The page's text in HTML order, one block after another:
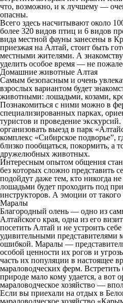
что, возможно, и к лучшему —
опасны.
Всего здесь насчитывают около
более 320 видов птиц и 6 видов
вида местной фауны занесены в
приезжая на Алтай, стоит быть
местными жителями. А
уделить особое время — не
Домашние животные Алтая
Самым безопасным и очень
взрослых вариантом будет
животными: лошадьми, козами,
Познакомиться с ними можно в
специализированных парках,
туристов и проведение
организовать выезд в парк
комплекс «Сибирское подворье”,
близко пообщаться, покормить, а
дружелюбных животных.
Интересным опытом общения
без которых сложно представить
подойдут даже тем, кто никогда
лошадьми будет проходить под
инструкторов. А эмоции от
Маралы
Благородный олень — одно из
Алтайского края, одна из его
посетить Алтай и не устроить
удивительными представителями
ошибкой. Маралы —
особой ценности их рогов и
часть их популяции в настоящее
мараловодческих ферм. Встретить
природе мало кому удается, а вот
мараловодческое хозяйство —
Если вы приехали на отдых в
мараловодческое хозяйство